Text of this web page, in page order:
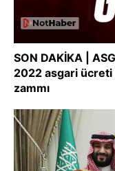
SON DAKİKA |
2022 asgari
zammı